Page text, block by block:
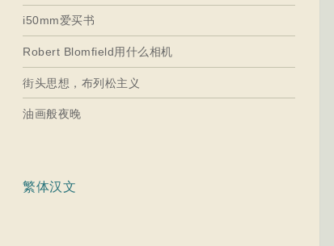
i50mm爱买书
Robert Blomfield用什么相机
街头思想，布列松主义
油画般夜晚
繁体汉文